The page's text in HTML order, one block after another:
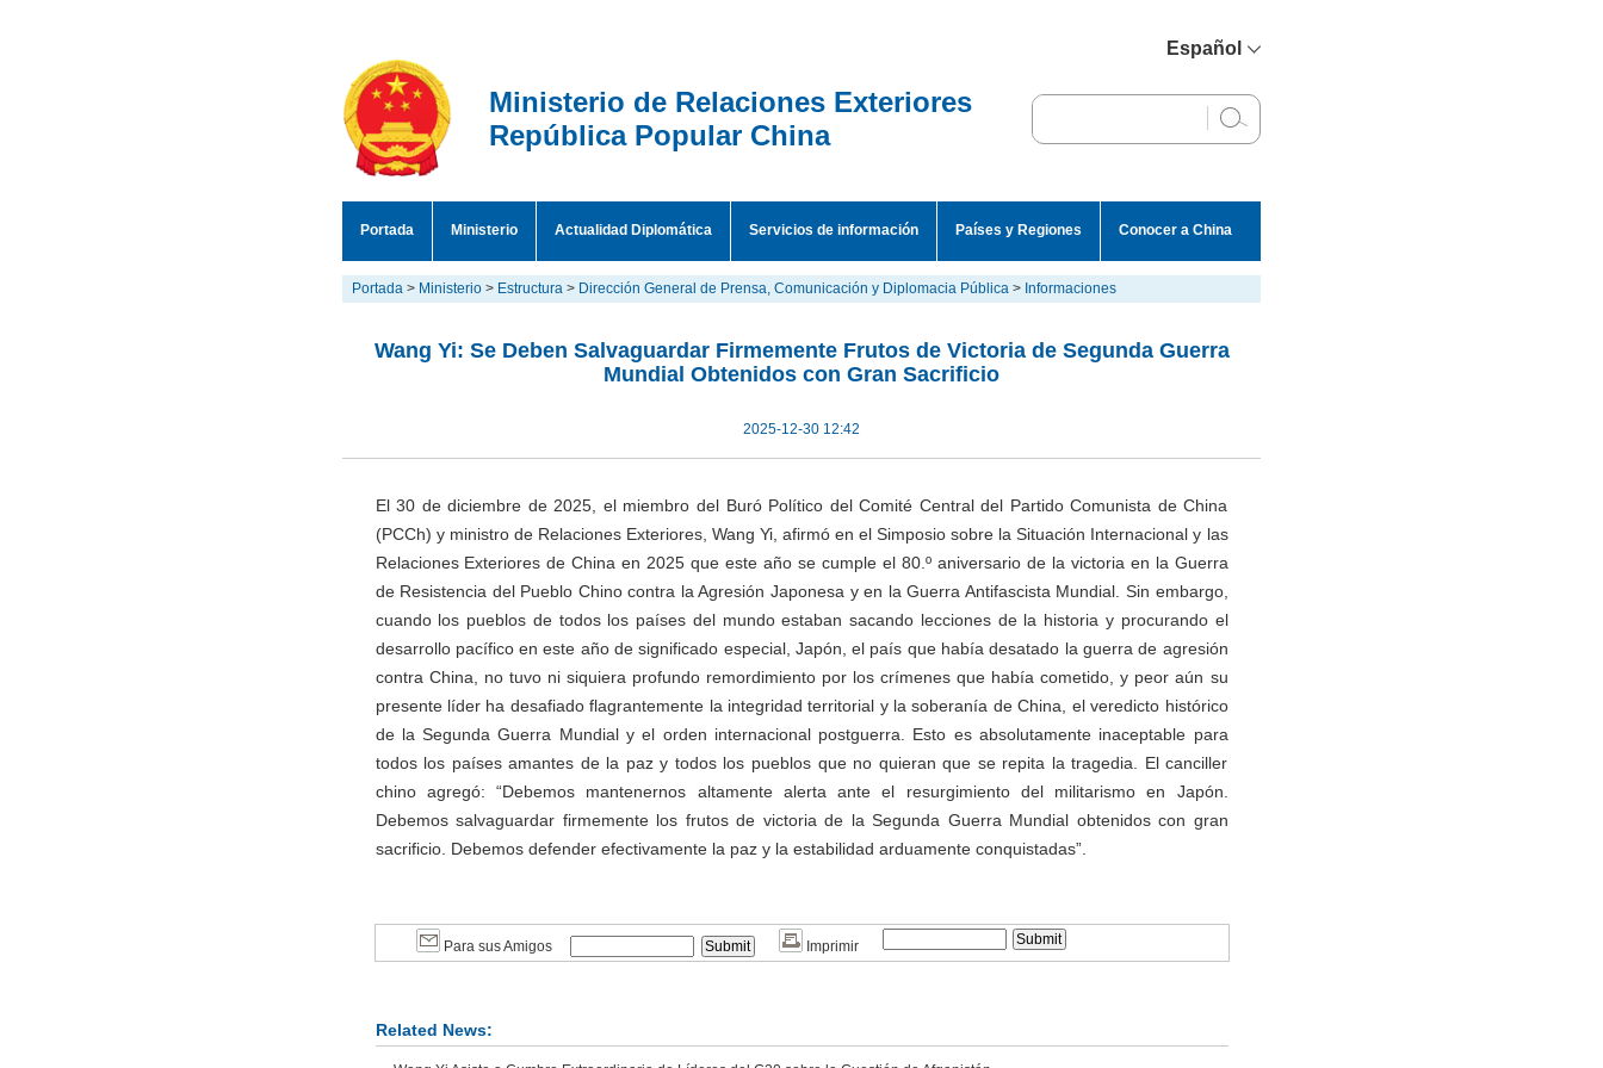
Español
English
Ministerio de Relaciones Exteriores
República Popular China
Portada Ministerio Actualidad Diplomática Servicios de información Países y Regiones Conocer a China
Portada > Ministerio > Estructura > Dirección General de Prensa, Comunicación y Diplomacia Pública > Informaciones
Wang Yi: Se Deben Salvaguardar Firmemente Frutos de Victoria de Segunda Guerra
Mundial Obtenidos con Gran Sacrificio
2025-12-30 12:42
El 30 de diciembre de 2025, el miembro del Buró Político del Comité Central del Partido Comunista de China
(PCCh) y ministro de Relaciones Exteriores, Wang Yi, afirmó en el Simposio sobre la Situación Internacional y las
Relaciones Exteriores de China en 2025 que este año se cumple el 80.º aniversario de la victoria en la Guerra
de Resistencia del Pueblo Chino contra la Agresión Japonesa y en la Guerra Antifascista Mundial. Sin embargo,
cuando los pueblos de todos los países del mundo estaban sacando lecciones de la historia y procurando el
desarrollo pacífico en este año de significado especial, Japón, el país que había desatado la guerra de agresión
contra China, no tuvo ni siquiera profundo remordimiento por los crímenes que había cometido, y peor aún su
presente líder ha desafiado flagrantemente la integridad territorial y la soberanía de China, el veredicto histórico
de la Segunda Guerra Mundial y el orden internacional postguerra. Esto es absolutamente inaceptable para
todos los países amantes de la paz y todos los pueblos que no quieran que se repita la tragedia. El canciller
chino agregó: “Debemos mantenernos altamente alerta ante el resurgimiento del militarismo en Japón.
Debemos salvaguardar firmemente los frutos de victoria de la Segunda Guerra Mundial obtenidos con gran
sacrificio. Debemos defender efectivamente la paz y la estabilidad arduamente conquistadas”.
Para sus Amigos Imprimir
Related News: